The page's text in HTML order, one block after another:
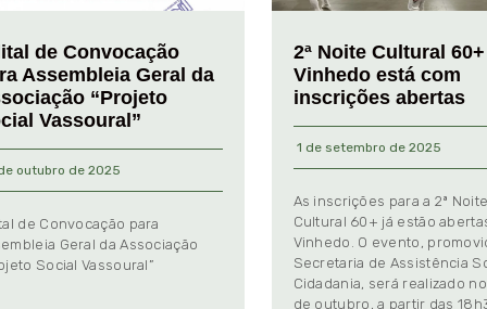
de Convocação
Assembleia Geral da
“Projeto
Vassoural”
outubro de 2025
de Convocação para
Geral da Associação
Social Vassoural”
2ª Noite Cultural
Vinhedo está com
inscrições abertas
1 de setembro de 2025
As inscrições para a 2ª Noite
Cultural 60+ já estão
Vinhedo. O evento,
Secretaria de Assistência
Cidadania, será realizado
de outubro, a partir das